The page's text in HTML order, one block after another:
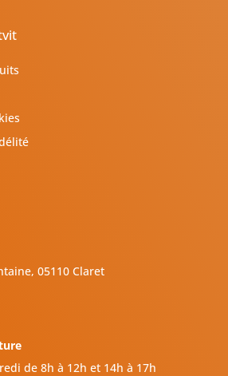
05110 Claret
de 8h à 12h et 14h à 17h